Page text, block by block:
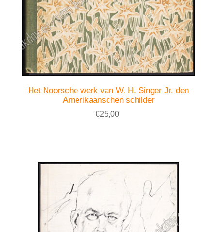
Het Noorsche werk van W. H. Singer Jr. den
Amerikaanschen schilder
€25,00